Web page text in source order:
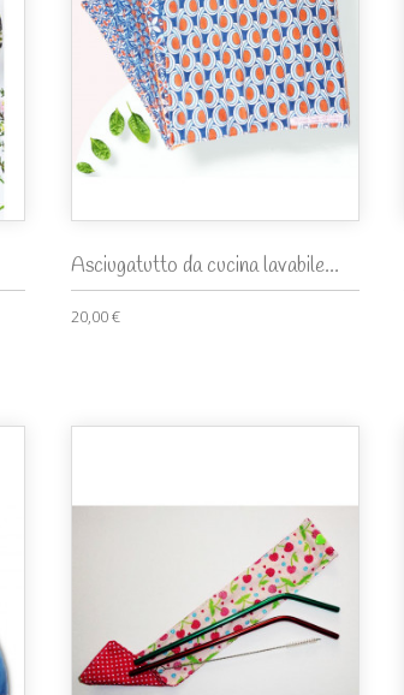
Asciugatutto da cucina lavabile...
20,00 €